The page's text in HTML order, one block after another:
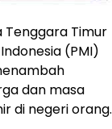
Tenggara Timur
(PMI)
dan masa
di negeri orang.